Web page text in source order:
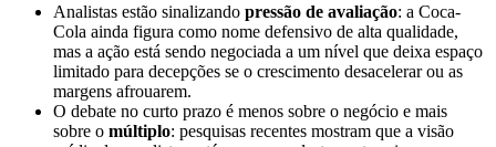
Analistas estão sinalizando pressão de avaliação: a Coca-
Cola ainda figura como nome defensivo de alta qualidade,
mas a ação está sendo negociada a um nível que deixa espaço
limitado para decepções se o crescimento desacelerar ou as
margens afrouarem.
O debate no curto prazo é menos sobre o negócio e mais
sobre o múltiplo: pesquisas recentes mostram que a visão